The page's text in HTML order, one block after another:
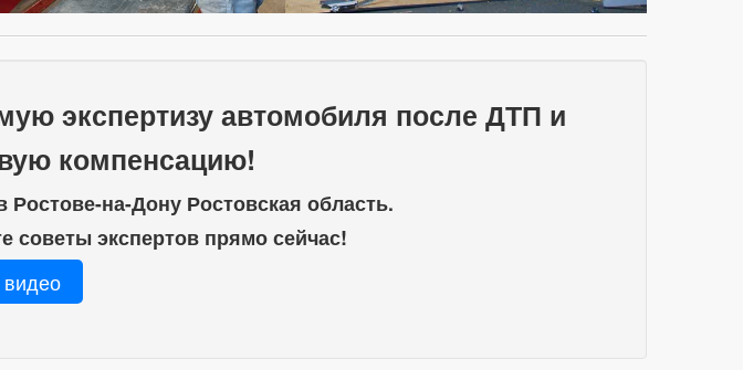
экспертизу автомобиля после ДТП и
компенсацию!
Ростове-на-Дону Ростовская область.
советы экспертов прямо сейчас!